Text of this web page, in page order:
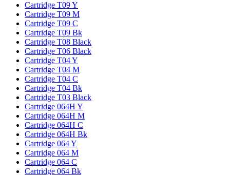
Cartridge T09 Y
Cartridge T09 M
Cartridge T09 C
Cartridge T09 Bk
Cartridge T08 Black
Cartridge T06 Black
Cartridge T04 Y
Cartridge T04 M
Cartridge T04 C
Cartridge T04 Bk
Cartridge T03 Black
Cartridge 064H Y
Cartridge 064H M
Cartridge 064H C
Cartridge 064H Bk
Cartridge 064 Y
Cartridge 064 M
Cartridge 064 C
Cartridge 064 Bk